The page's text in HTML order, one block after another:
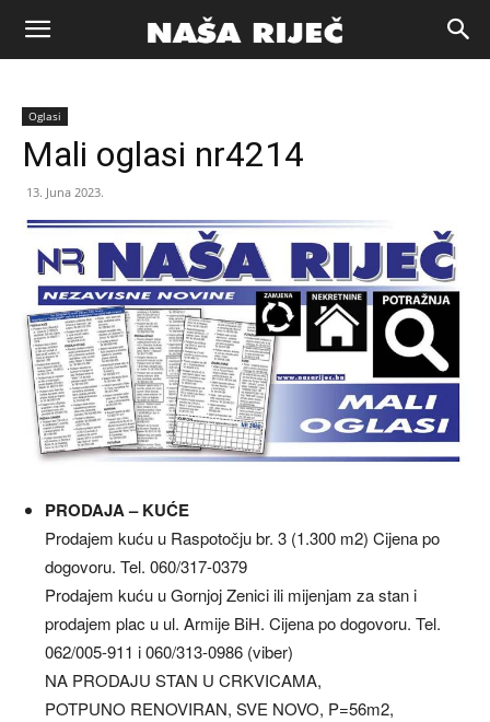
Naša
riječ
Zenica
Oglasi
Mali oglasi nr4214
13. Juna 2023.
PRODAJA – KUĆE
Prodajem kuću u Raspotočju br. 3 (1.300 m2) Cijena po
dogovoru. Tel. 060/317-0379
Prodajem kuću u Gornjoj Zenici ili mijenjam za stan i
prodajem plac u ul. Armije BiH. Cijena po dogovoru. Tel.
062/005-911 i 060/313-0986 (viber)
NA PRODAJU STAN U CRKVICAMA,
POTPUNO RENOVIRAN, SVE NOVO, P=56m2,